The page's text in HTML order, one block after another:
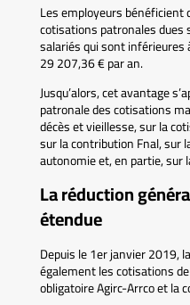
Les employeurs bénéficient
cotisations patronales
salariés qui sont
29 207,36 € par an.
Jusqu’alors, cet avantage
patronale des cotisations
décès et vieillesse, sur la
sur la contribution Fnal, sur
autonomie et, en partie, sur
La réduction
étendue
Depuis le 1er janvier 2019,
également les cotisations
obligatoire Agirc-Arrco et la